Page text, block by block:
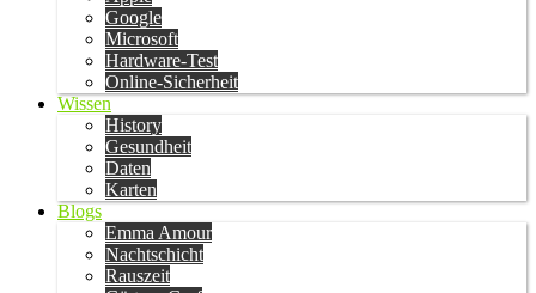
Google
Microsoft
Hardware-Test
Online-Sicherheit
Wissen
History
Gesundheit
Daten
Karten
Blogs
Emma Amour
Nachtschicht
Rauszeit